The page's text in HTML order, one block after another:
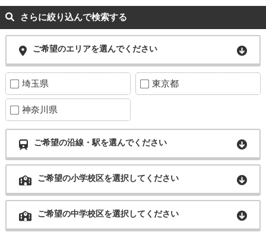
さらに絞り込んで検索する
ご希望のエリアを選んでください
埼玉県 東京都
神奈川県
ご希望の沿線・駅を選んでください
ご希望の小学校区を選択してください
ご希望の中学校区を選択してください